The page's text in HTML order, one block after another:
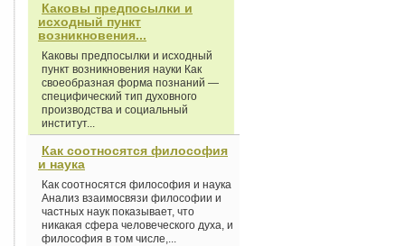
Каковы предпосылки и
исходный пункт
возникновения...
Каковы предпосылки и исходный
пункт возникновения науки Как
своеобразная форма познаний —
специфический тип духовного
производства и социальный
институт...
Как соотносятся философия
и наука
Как соотносятся философия и наука
Анализ взаимосвязи философии и
частных наук показывает, что
никакая сфера человеческого духа, и
философия в том числе,...